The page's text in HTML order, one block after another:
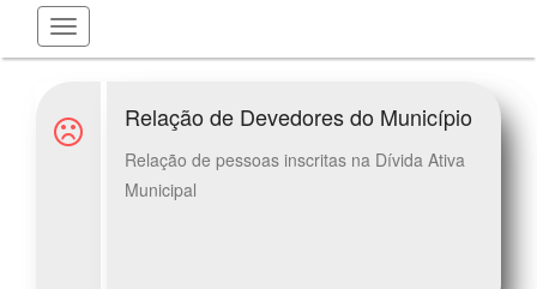
Toggle
navigation
Relação de Devedores do Município
Relação de pessoas inscritas na Dívida Ativa
Municipal